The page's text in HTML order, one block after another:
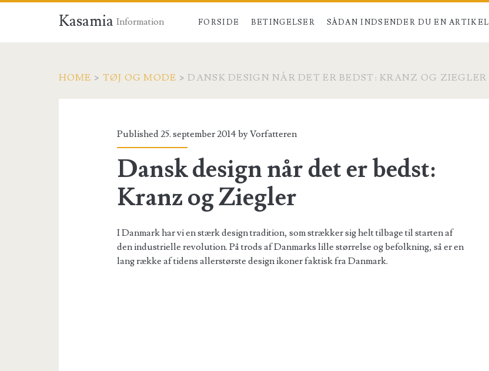
Kasamia Information FORSIDE BETINGELSER SÅDAN INDSENDER DU EN ARTIKEL
HOME > TØJ OG MODE >DANSK DESIGN NÅR DET ER BEDST: KRANZ OG ZIEGLER
Published 25. september 2014 byVorfatteren
Dansk design når det er bedst:
Kranz og Ziegler
I Danmark har vi en stærk design tradition, som strækker sig helt tilbage til starten af
den industrielle revolution. På trods af Danmarks lille størrelse og befolkning, så er en
lang række af tidens allerstørste design ikoner faktisk fra Danmark.